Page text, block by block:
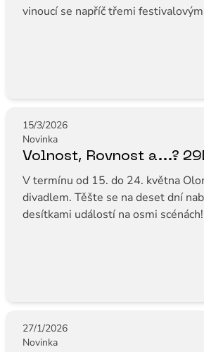
vinoucí se napříč třemi
15/3/2026
Novinka
Volnost, Rovnost a...?
V termínu od 15. do 24. května
divadlem. Těšte se na deset dní
desítkami událostí na osmi scénách!
27/1/2026
Novinka